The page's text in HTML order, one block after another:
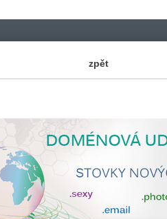
zpět